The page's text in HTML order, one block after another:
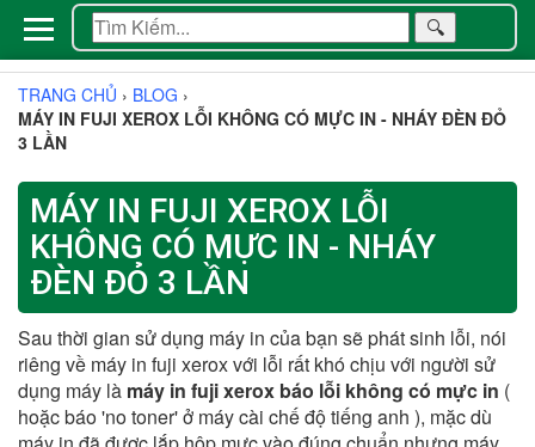
🔍
TRANG CHỦ › BLOG ›
MÁY IN FUJI XEROX LỖI KHÔNG CÓ MỰC IN - NHÁY ĐÈN ĐỎ
3 LẦN
MÁY IN FUJI XEROX LỖI
KHÔNG CÓ MỰC IN - NHÁY
ĐÈN ĐỎ 3 LẦN
Sau thời gian sử dụng máy in của bạn sẽ phát sinh lỗi, nói
riêng về máy in fuji xerox với lỗi rất khó chịu với người sử
dụng máy là máy in fuji xerox báo lỗi không có mực in (
hoặc báo 'no toner' ở máy cài chế độ tiếng anh ), mặc dù